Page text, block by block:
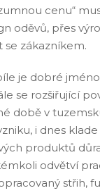
cenu“
oděvů, přes
se zákazníkem.
je dobré
se rozšiřující
době v
i dnes
produktů
odvětví
střih,